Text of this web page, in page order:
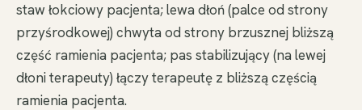
staw łokciowy pacjenta; lewa dłoń (palce od strony
przyśrodkowej) chwyta od strony brzusznej bliższą
część ramienia pacjenta; pas stabilizujący (na lewej
dłoni terapeuty) łączy terapeutę z bliższą częścią
ramienia pacjenta.